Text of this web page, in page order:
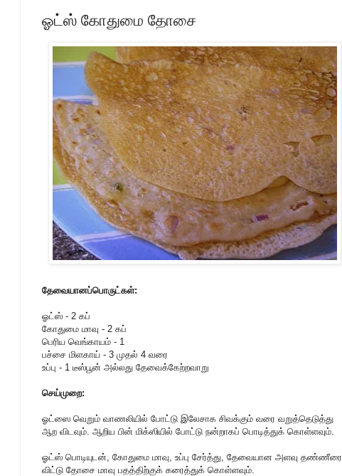
ஓட்ஸ் கோதுமை தோசை
தேவையானப்பொருட்கள்:
ஓட்ஸ் - 2 கப்
கோதுமை மாவு - 2 கப்
பெரிய வெங்காயம் - 1
பச்சை மிளகாய் - 3 முதல் 4 வரை
உப்பு - 1 டீஸ்பூன் அல்லது தேவைக்கேற்றவாறு
செய்முறை:
ஓட்ஸை வெறும் வாணலியில் போட்டு இலேசாக சிவக்கும் வரை வறுத்தெடுத்து
ஆற விடவும். ஆறிய பின் மிக்ஸியில் போட்டு நன்றாகப் பொடித்துக் கொள்ளவும்.
ஓட்ஸ் பொடியுடன், கோதுமை மாவு, உப்பு சேர்த்து, தேவையான அளவு தண்ணீரை
விட்டு தோசை மாவு பதத்திற்குக் கரைத்துக் கொள்ளவும்.